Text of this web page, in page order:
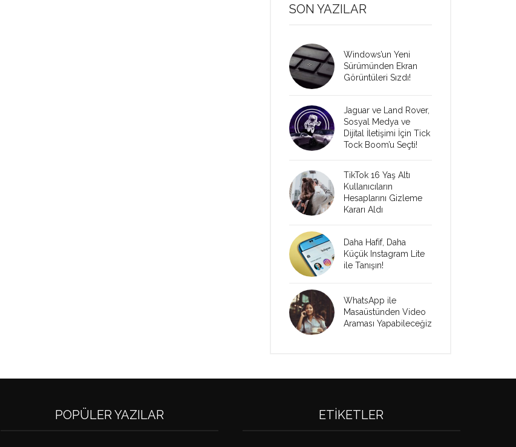
SON YAZILAR
Windows’un Yeni
Sürümünden Ekran
Görüntüleri Sızdı!
Jaguar ve Land Rover,
Sosyal Medya ve
Dijital İletişimi İçin Tick
Tock Boom’u Seçti!
TikTok 16 Yaş Altı
Kullanıcıların
Hesaplarını Gizleme
Kararı Aldı
Daha Hafif, Daha
Küçük Instagram Lite
ile Tanışın!
WhatsApp ile
Masaüstünden Video
Araması Yapabileceğiz
POPÜLER YAZILAR ETIKETLER